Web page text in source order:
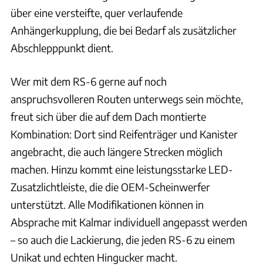
über eine versteifte, quer verlaufende
Anhängerkupplung, die bei Bedarf als zusätzlicher
Abschlepppunkt dient.
Wer mit dem RS-6 gerne auf noch
anspruchsvolleren Routen unterwegs sein möchte,
freut sich über die auf dem Dach montierte
Kombination: Dort sind Reifenträger und Kanister
angebracht, die auch längere Strecken möglich
machen. Hinzu kommt eine leistungsstarke LED-
Zusatzlichtleiste, die die OEM-Scheinwerfer
unterstützt. Alle Modifikationen können in
Absprache mit Kalmar individuell angepasst werden
– so auch die Lackierung, die jeden RS-6 zu einem
Unikat und echten Hingucker macht.